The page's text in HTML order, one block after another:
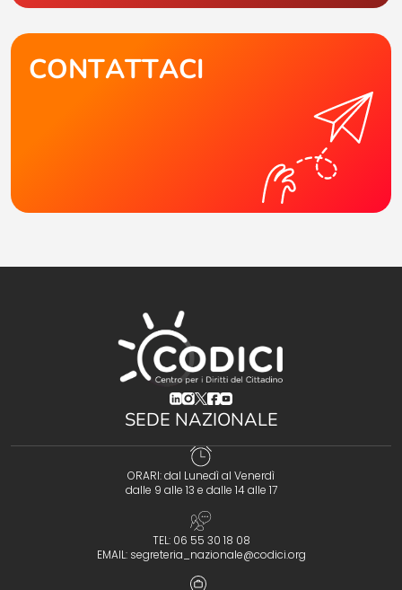
CONTATTACI
(opens in a new tab)
(opens in a new tab)
(opens in a new tab)
(opens in a new tab)
(opens in a new tab)
SEDE NAZIONALE
ORARI: dal Lunedì al Venerdì
dalle 9 alle 13 e dalle 14 alle 17
TEL: 06 55 30 18 08
EMAIL: segreteria_nazionale@codici.org